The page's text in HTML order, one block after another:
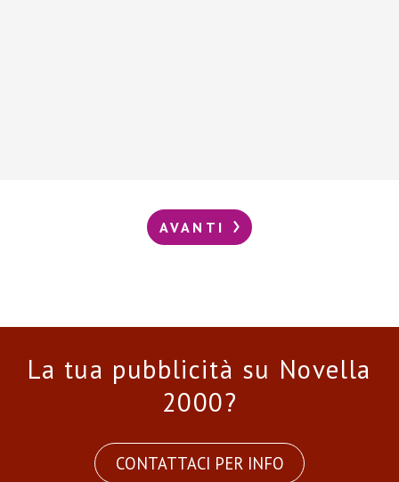
AVANTI
La tua pubblicità su Novella
2000?
CONTATTACI PER INFO